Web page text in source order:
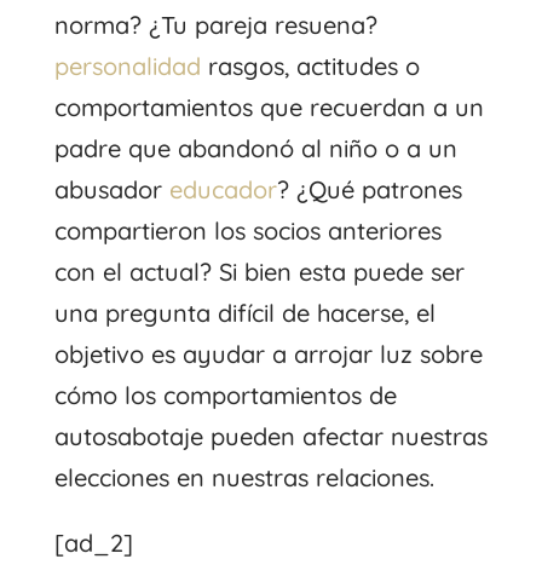
norma? ¿Tu pareja resuena?
personalidad rasgos, actitudes o
comportamientos que recuerdan a un
padre que abandonó al niño o a un
abusador educador? ¿Qué patrones
compartieron los socios anteriores
con el actual? Si bien esta puede ser
una pregunta difícil de hacerse, el
objetivo es ayudar a arrojar luz sobre
cómo los comportamientos de
autosabotaje pueden afectar nuestras
elecciones en nuestras relaciones.
[ad_2]